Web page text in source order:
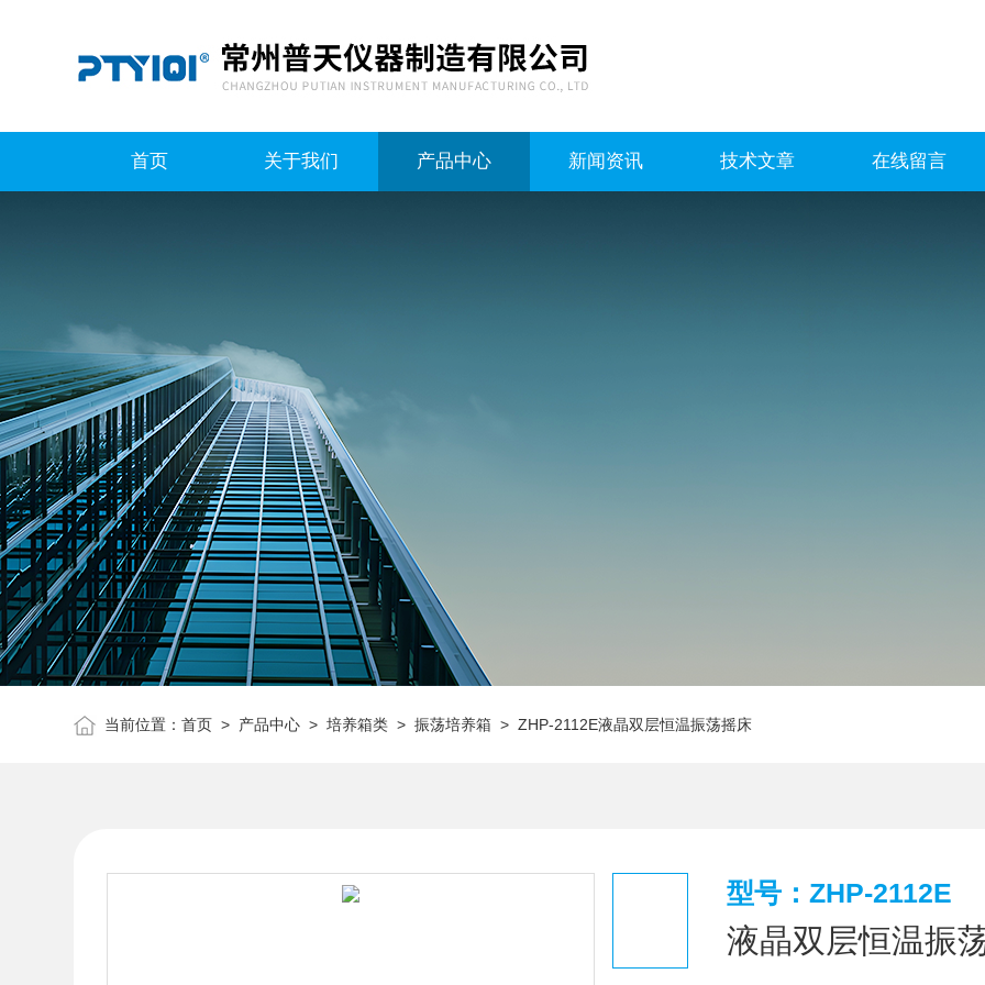
首页 关于我们 产品中心 新闻资讯 技术文章 在线留言
当前位置：首页 > 产品中心 >培养箱类 >振荡培养箱 > ZHP-2112E液晶双层恒温振荡摇床
型号：ZHP-2112E
液晶双层恒温振